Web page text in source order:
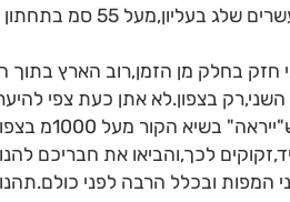
עד יום חמישי הבא שאניות ימדדו כ200ממ,מעל מטר
חזק בחלק מן הזמן,רוב הארץ בתוך
המערכת בגל השני,רק בצפון.לא אתן כעת צפי
הקור מעל 1000מ בצפון.
לכך,והביאו את חבריכם
המפות ובכלל הרבה לפני